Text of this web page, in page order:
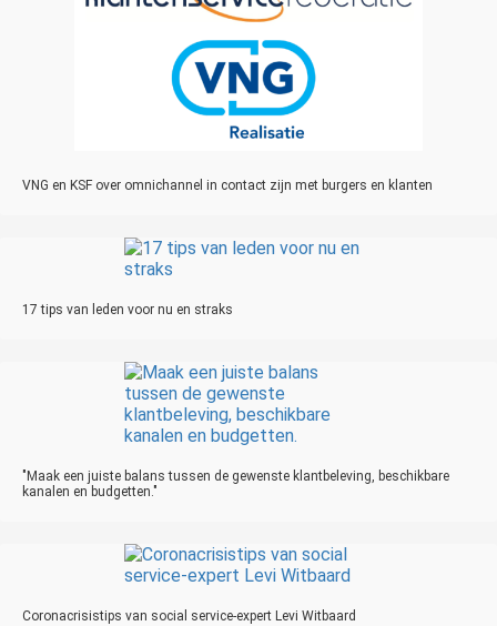
VNG en KSF over omnichannel in contact zijn met burgers en klanten
17 tips van leden voor nu en straks
"Maak een juiste balans tussen de gewenste klantbeleving, beschikbare
kanalen en budgetten."
Coronacrisistips van social service-expert Levi Witbaard